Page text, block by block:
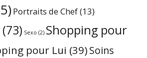
Portraits de Chef(13)
(73) Sexo (2) Shopping pour
pour Lui (39)Soins